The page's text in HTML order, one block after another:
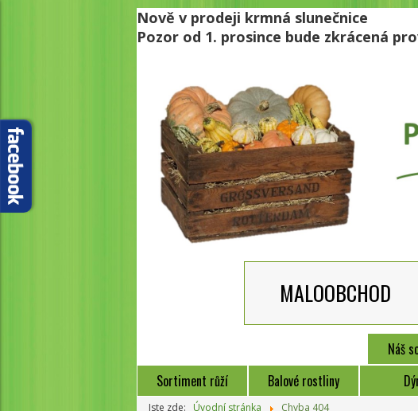
Nově v prodeji krmná slunečnice
Pozor od 1. prosince bude zkrácená
MALOOBCHOD
Náš
Sortiment růží
Balové rostliny
Jste zde: Úvodní stránka Chyba 404